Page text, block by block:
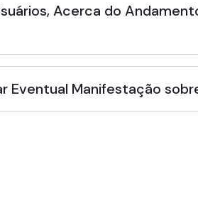
Acerca do
Eventual Manifestação